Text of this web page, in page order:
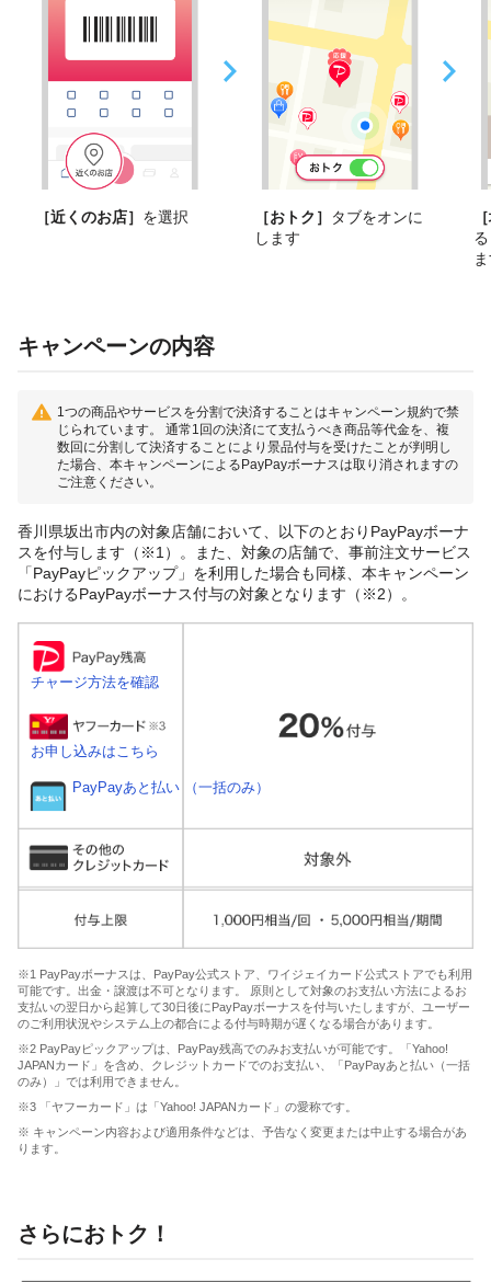
［近くのお店］ を選択 ［おトク］
タブをオンに
します
キャンペーンの内容
1つの商品やサービスを分割で決済することはキャンペーン規約で禁
じられています。 通常1回の決済にて支払うべき商品等代金を、複
数回に分割して決済することにより景品付与を受けたことが判明し
た場合、本キャンペーンによるPayPayボーナスは取り消されますの
ご注意ください。
香川県坂出市内の対象店舗において、以下のとおりPayPayボーナ
スを付与します（※1）。また、対象の店舗で、事前注文サービス
「PayPayピックアップ」を利用した場合も同様、本キャンペーン
におけるPayPayボーナス付与の対象となります（※2）。
チャージ方法を確認
お申し込みはこちら
PayPayあと払い （一括のみ）
※1 PayPayボーナスは、PayPay公式ストア、ワイジェイカード公式ストアでも利用
可能です。出金・譲渡は不可となります。 原則として対象のお支払い方法によるお
支払いの翌日から起算して30日後にPayPayボーナスを付与いたしますが、ユーザー
のご利用状況やシステム上の都合による付与時期が遅くなる場合があります。
※2 PayPayピックアップは、PayPay残高でのみお支払いが可能です。「Yahoo!
JAPANカード」を含め、クレジットカードでのお支払い、「PayPayあと払い（一括
のみ）」では利用できません。
※3 「ヤフーカード」は「Yahoo! JAPANカード」の愛称です。
※ キャンペーン内容および適用条件などは、予告なく変更または中止する場合があ
ります。
さらにおトク！